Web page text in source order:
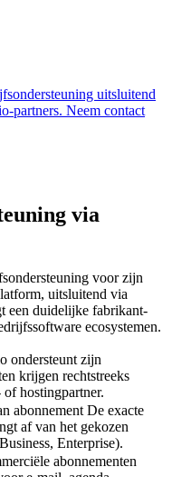
uitsluitend
partners. Neem contact
via
voor zijn
uitsluitend via
een duidelijke fabrikant-
ecosystemen.
ondersteunt zijn
krijgen rechtstreeks
hostingpartner.
abonnement De exacte
af van het gekozen
Enterprise).
abonnementen